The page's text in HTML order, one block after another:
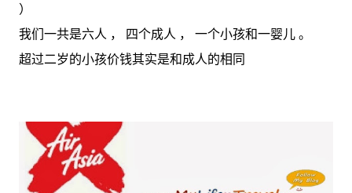
）
我们一共是六人 ， 四个成人 ， 一个小孩和一婴儿 。
超过二岁的小孩价钱其实是和成人的相同